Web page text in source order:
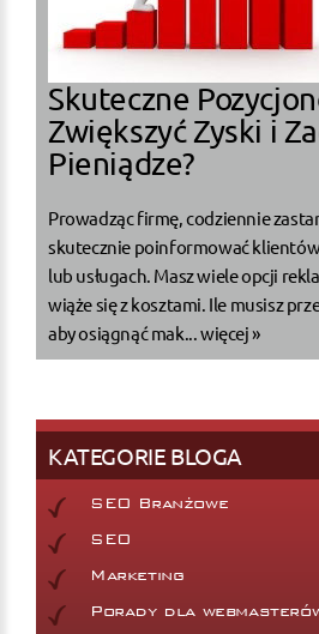
Skuteczne
Zwiększyć Zyski i
Pieniądze?
Prowadząc firmę, codziennie
skutecznie poinformować
lub usługach. Masz wiele opcji
wiąże się z kosztami. Ile musisz
aby osiągnąć mak... więcej »
KATEGORIE BLOGA
SEO Branżowe
SEO
Marketing
Porady dla